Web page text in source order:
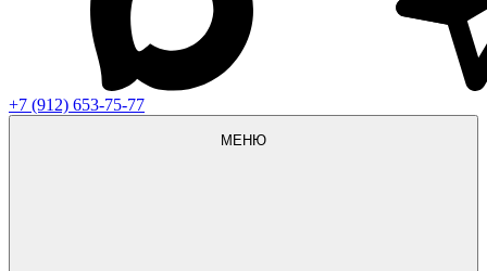
+7 (912) 653-75-77
МЕНЮ